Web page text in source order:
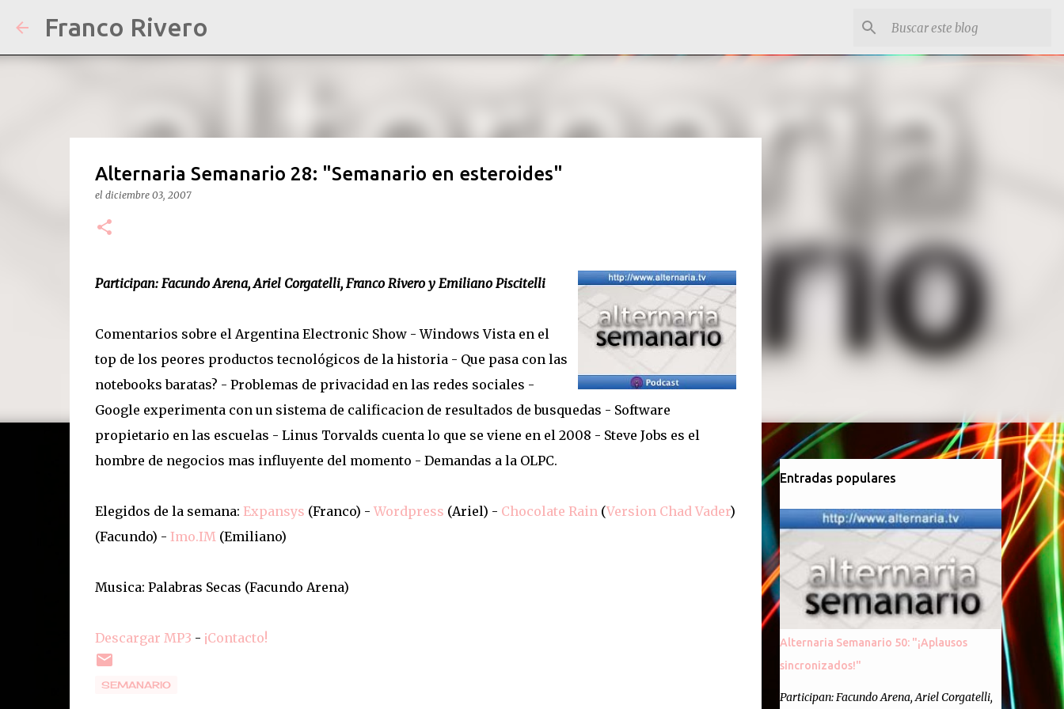
Franco Rivero
Alternaria Semanario 28: "Semanario en esteroides"
el diciembre 03, 2007
Participan: Facundo Arena, Ariel Corgatelli, Franco Rivero y Emiliano Piscitelli
Comentarios sobre el Argentina Electronic Show - Windows Vista en el
top de los peores productos tecnológicos de la historia - Que pasa con las
notebooks baratas? - Problemas de privacidad en las redes sociales -
Google experimenta con un sistema de calificacion de resultados de busquedas - Software
propietario en las escuelas - Linus Torvalds cuenta lo que se viene en el 2008 - Steve Jobs es el
hombre de negocios mas influyente del momento - Demandas a la OLPC.
Elegidos de la semana: Expansys (Franco) - Wordpress (Ariel) - Chocolate Rain(Version Chad Vader)
(Facundo) - Imo.IM(Emiliano)
Musica: Palabras Secas (Facundo Arena)
Descargar MP3 - ¡Contacto!
SEMANARIO
Entradas populares
Alternaria Semanario 50: "¡Aplausos
sincronizados!"
Participan: Facundo Arena, Ariel Corgatelli,